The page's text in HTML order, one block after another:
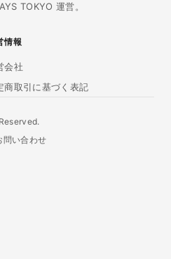
TOKYO 運営。
情報
会社
商取引に基づく表記
問い合わせ